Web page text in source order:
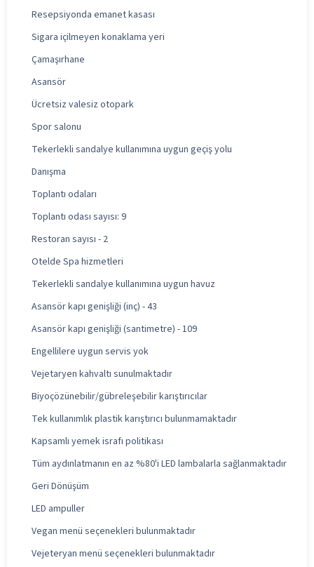
Resepsiyonda emanet kasası
Sigara içilmeyen konaklama yeri
Çamaşırhane
Asansör
Ücretsiz valesiz otopark
Spor salonu
Tekerlekli sandalye kullanımına uygun geçiş yolu
Danışma
Toplantı odaları
Toplantı odası sayısı: 9
Restoran sayısı - 2
Otelde Spa hizmetleri
Tekerlekli sandalye kullanımına uygun havuz
Asansör kapı genişliği (inç) - 43
Asansör kapı genişliği (santimetre) - 109
Engellilere uygun servis yok
Vejetaryen kahvaltı sunulmaktadır
Biyoçözünebilir/gübreleşebilir karıştırıcılar
Tek kullanımlık plastik karıştırıcı bulunmamaktadır
Kapsamlı yemek israfı politikası
Tüm aydınlatmanın en az %80'i LED lambalarla sağlanmaktadır
Geri Dönüşüm
LED ampuller
Vegan menü seçenekleri bulunmaktadır
Vejeteryan menü seçenekleri bulunmaktadır